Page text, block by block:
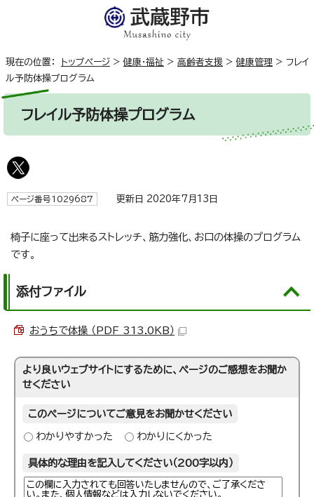
現在の位置： トップページ > 健康・福祉 > 高齢者支援 > 健康管理 > フレイ
ル予防体操プログラム
フレイル予防体操プログラム
ページ番号1029687 更新日 2020年7月13日
椅子に座って出来るストレッチ、筋力強化、お口の体操のプログラム
です。
添付ファイル
おうちで体操 （PDF 313.0KB）
より良いウェブサイトにするために、ページのご感想をお聞か
せください
このページについてご意見をお聞かせください
わかりやすかった わかりにくかった
具体的な理由を記入してください（200字以内）